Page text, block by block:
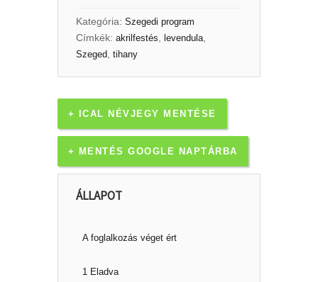
Kategória: Szegedi program
Címkék: akrilfestés levendula,
Szeged, tihany
+ ICAL NÉVJEGY MENTÉSE
+ MENTÉS GOOGLE NAPTÁRBA
ÁLLAPOT
A foglalkozás véget ért
1 Eladva